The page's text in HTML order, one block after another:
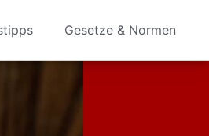
Gesetze & Normen